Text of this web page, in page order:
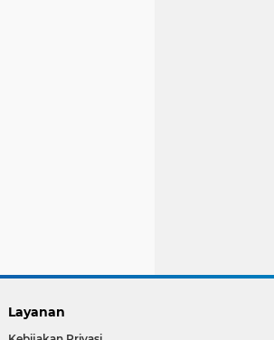
Layanan